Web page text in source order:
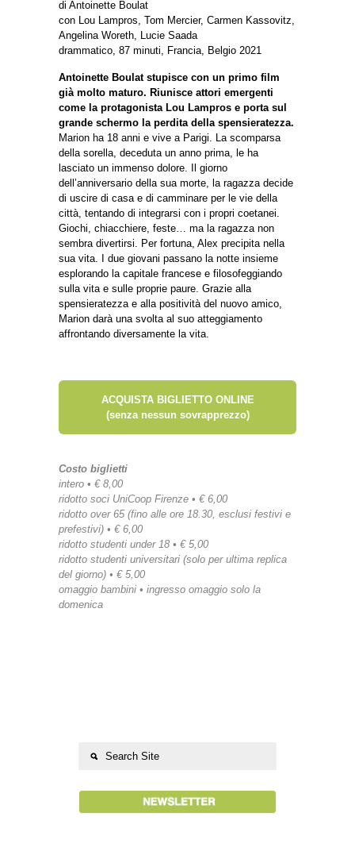
di Antoinette Boulat
con Lou Lampros, Tom Mercier, Carmen Kassovitz,
Angelina Woreth, Lucie Saada
drammatico, 87 minuti, Francia, Belgio 2021
Antoinette Boulat stupisce con un primo film
già molto maturo. Riunisce attori emergenti
come la protagonista Lou Lampros e porta sul
grande schermo la perdita della spensieratezza.
Marion ha 18 anni e vive a Parigi. La scomparsa
della sorella, deceduta un anno prima, le ha
lasciato un immenso dolore. Il giorno
dell’anniversario della sua morte, la ragazza decide
di uscire di casa e di camminare per le vie della
città, tentando di integrarsi con i propri coetanei.
Giochi, chiacchiere, feste… ma la ragazza non
sembra divertirsi. Per fortuna, Alex precipita nella
sua vita. I due giovani passano la notte insieme
esplorando la capitale francese e filosofeggiando
sulla vita e sulle proprie paure. Grazie alla
spensieratezza e alla positività del nuovo amico,
Marion darà una svolta al suo atteggiamento
affrontando diversamente la vita.
ACQUISTA BIGLIETTO ONLINE
(senza nessun sovrapprezzo)
Costo biglietti
intero • € 8,00
ridotto soci UniCoop Firenze • € 6,00
ridotto over 65 (fino alle ore 18.30, esclusi festivi e
prefestivi) • € 6,00
ridotto studenti under 18 • € 5,00
ridotto studenti universitari (solo per ultima replica
del giorno) • € 5,00
omaggio bambini • ingresso omaggio solo la
domenica